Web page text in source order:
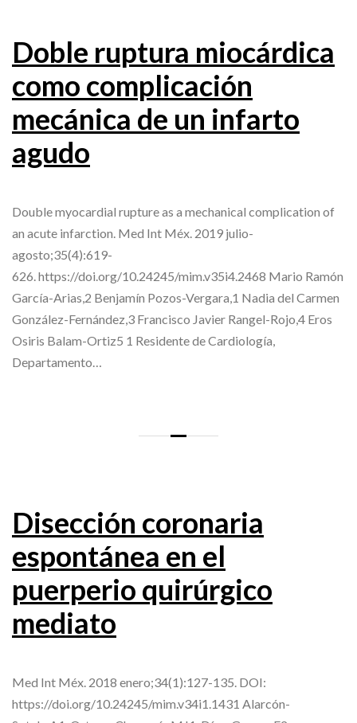
Doble ruptura miocárdica
como complicación
mecánica de un infarto
agudo
Double myocardial rupture as a mechanical complication of
an acute infarction. Med Int Méx. 2019 julio-
agosto;35(4):619-
626. https://doi.org/10.24245/mim.v35i4.2468 Mario Ramón
García-Arias,2 Benjamín Pozos-Vergara,1 Nadia del Carmen
González-Fernández,3 Francisco Javier Rangel-Rojo,4 Eros
Osiris Balam-Ortiz5 1 Residente de Cardiología,
Departamento…
Disección coronaria
espontánea en el
puerperio quirúrgico
mediato
Med Int Méx. 2018 enero;34(1):127-135. DOI:
https://doi.org/10.24245/mim.v34i1.1431 Alarcón-